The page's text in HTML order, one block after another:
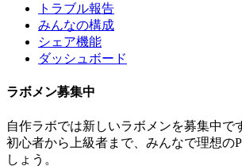
トラブル報告
みんなの構成
シェア機能
ダッシュボード
ラボメン募集中
自作ラボでは新しいラボメンを募集中で
初心者から上級者まで、みんなで理想の
しょう。